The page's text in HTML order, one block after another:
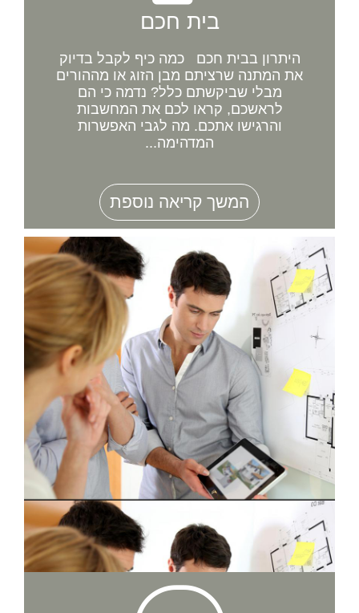
בית חכם
היתרון בבית חכם כמה כיף לקבל בדיוק
את המתנה שרציתם מבן הזוג או מההורים
מבלי שביקשתם כלל? נדמה כי הם
לראשכם, קראו לכם את המחשבות
והרגישו אתכם. מה לגבי האפשרות
המדהימה...
המשך קריאה נוספת